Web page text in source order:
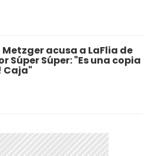
acusa a LaFlia de
Súper Súper: "Es una copia
Caja"